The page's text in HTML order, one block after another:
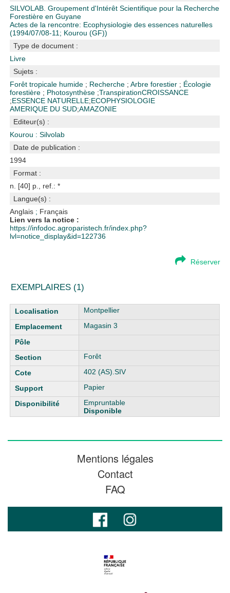
SILVOLAB. Groupement d'Intérêt Scientifique pour la Recherche
Forestière en Guyane
Actes de la rencontre: Ecophysiologie des essences naturelles
(1994/07/08-11; Kourou (GF))
Type de document :
Livre
Sujets :
Forêt tropicale humide ; Recherche ;Arbre forestier ; Écologie
forestière ; Photosynthèse ;TranspirationCROISSANCE
;ESSENCE NATURELLE;ECOPHYSIOLOGIE
AMERIQUE DU SUD;AMAZONIE
Editeur(s) :
Kourou : Silvolab
Date de publication :
1994
Format :
n. [40] p., ref.: *
Langue(s) :
Anglais ; Français
Lien vers la notice :
https://infodoc.agroparistech.fr/index.php?
lvl=notice_display&id=122736
Réserver
EXEMPLAIRES (1)
Liste des exemplaires
Montpellier
Magasin 3
Forêt
402 (AS).SIV
Papier
Empruntable
Disponible
Mentions légales
Contact
FAQ